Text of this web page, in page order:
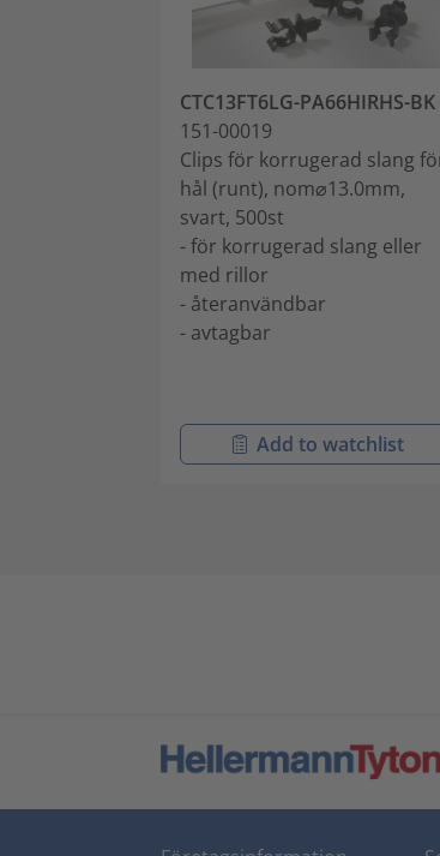
CTC13FT6LG-PA66HIRHS-BK
151-00019
Clips för korrugerad slang
hål (runt), nom⌀13.0mm,
svart, 500st
- för korrugerad slang eller
med rillor
- återanvändbar
- avtagbar
Add to watchlist